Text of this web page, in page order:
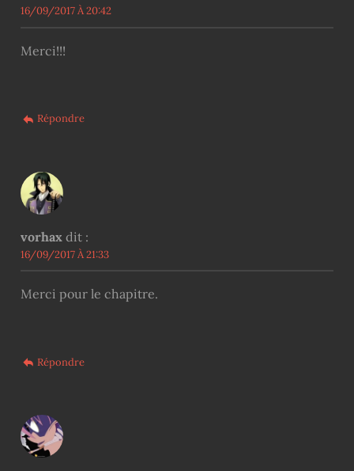
16/09/2017 À 20:42
Merci!!!
Répondre
vorhax dit :
16/09/2017 À 21:33
Merci pour le chapitre.
Répondre